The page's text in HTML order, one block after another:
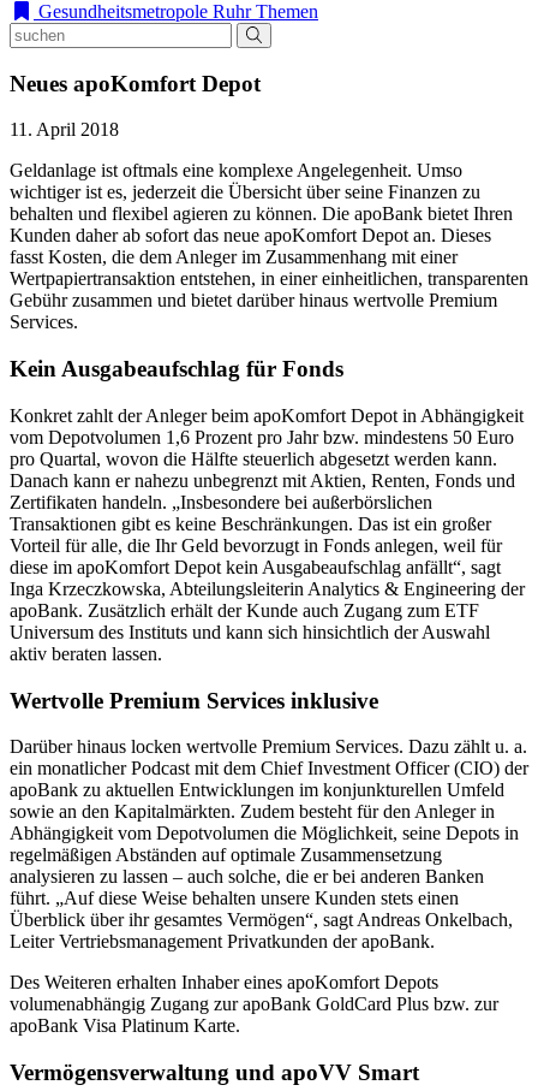
Gesundheitsmetropole Ruhr Themen
Neues apoKomfort Depot
11. April 2018
Geldanlage ist oftmals eine komplexe Angelegenheit. Umso
wichtiger ist es, jederzeit die Übersicht über seine Finanzen zu
behalten und flexibel agieren zu können. Die apoBank bietet Ihren
Kunden daher ab sofort das neue apoKomfort Depot an. Dieses
fasst Kosten, die dem Anleger im Zusammenhang mit einer
Wertpapiertransaktion entstehen, in einer einheitlichen, transparenten
Gebühr zusammen und bietet darüber hinaus wertvolle Premium
Services.
Kein Ausgabeaufschlag für Fonds
Konkret zahlt der Anleger beim apoKomfort Depot in Abhängigkeit
vom Depotvolumen 1,6 Prozent pro Jahr bzw. mindestens 50 Euro
pro Quartal, wovon die Hälfte steuerlich abgesetzt werden kann.
Danach kann er nahezu unbegrenzt mit Aktien, Renten, Fonds und
Zertifikaten handeln. „Insbesondere bei außerbörslichen
Transaktionen gibt es keine Beschränkungen. Das ist ein großer
Vorteil für alle, die Ihr Geld bevorzugt in Fonds anlegen, weil für
diese im apoKomfort Depot kein Ausgabeaufschlag anfällt“, sagt
Inga Krzeczkowska, Abteilungsleiterin Analytics & Engineering der
apoBank. Zusätzlich erhält der Kunde auch Zugang zum ETF
Universum des Instituts und kann sich hinsichtlich der Auswahl
aktiv beraten lassen.
Wertvolle Premium Services inklusive
Darüber hinaus locken wertvolle Premium Services. Dazu zählt u. a.
ein monatlicher Podcast mit dem Chief Investment Officer (CIO) der
apoBank zu aktuellen Entwicklungen im konjunkturellen Umfeld
sowie an den Kapitalmärkten. Zudem besteht für den Anleger in
Abhängigkeit vom Depotvolumen die Möglichkeit, seine Depots in
regelmäßigen Abständen auf optimale Zusammensetzung
analysieren zu lassen – auch solche, die er bei anderen Banken
führt. „Auf diese Weise behalten unsere Kunden stets einen
Überblick über ihr gesamtes Vermögen“, sagt Andreas Onkelbach,
Leiter Vertriebsmanagement Privatkunden der apoBank.
Des Weiteren erhalten Inhaber eines apoKomfort Depots
volumenabhängig Zugang zur apoBank GoldCard Plus bzw. zur
apoBank Visa Platinum Karte.
Vermögensverwaltung und apoVV Smart